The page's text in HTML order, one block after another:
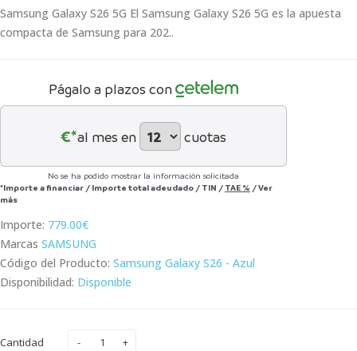
Samsung Galaxy S26 5G El Samsung Galaxy S26 5G es la apuesta
compacta de Samsung para 202..
Págalo a plazos con
€*al mes en cuotas
No se ha podido mostrar la información solicitada
*Importe a financiar / Importe total adeudado / TIN / TAE % /Ver
más
Importe: 779.00€
Marcas SAMSUNG
Código del Producto: Samsung Galaxy S26 - Azul
Disponibilidad: Disponible
Cantidad